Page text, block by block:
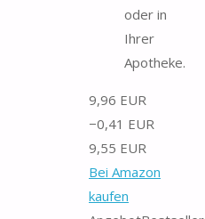
oder in
Ihrer
Apotheke.
9,96 EUR
−0,41 EUR
9,55 EUR
Bei Amazon
kaufen